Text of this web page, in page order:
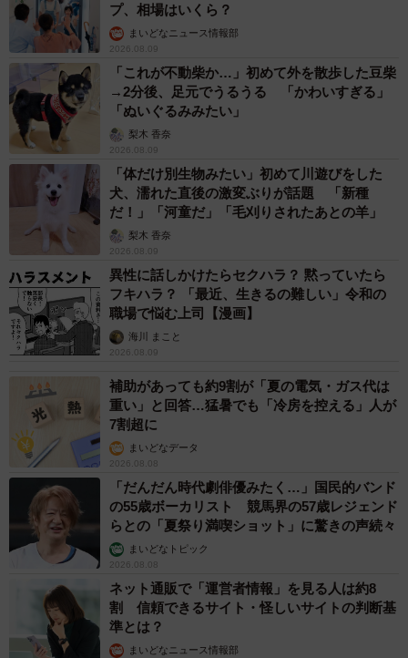
プ、相場はいくら？
まいどなニュース情報部
2026.08.09
「これが不動柴か…」初めて外を散歩した豆柴
→2分後、足元でうるうる 「かわいすぎる」
「ぬいぐるみみたい」
梨木 香奈
2026.08.09
「体だけ別生物みたい」初めて川遊びをした
犬、濡れた直後の激変ぶりが話題 「新種
だ！」「河童だ」「毛刈りされたあとの羊」
梨木 香奈
2026.08.09
異性に話しかけたらセクハラ？ 黙っていたら
フキハラ？ 「最近、生きるの難しい」令和の
職場で悩む上司【漫画】
海川 まこと
2026.08.09
補助があっても約9割が「夏の電気・ガス代は
重い」と回答…猛暑でも「冷房を控える」人が
7割超に
まいどなデータ
2026.08.08
「だんだん時代劇俳優みたく…」国民的バンド
の55歳ボーカリスト 競馬界の57歳レジェンド
らとの「夏祭り満喫ショット」に驚きの声続々
まいどなトピック
2026.08.08
ネット通販で「運営者情報」を見る人は約8
割 信頼できるサイト・怪しいサイトの判断基
準とは？
まいどなニュース情報部